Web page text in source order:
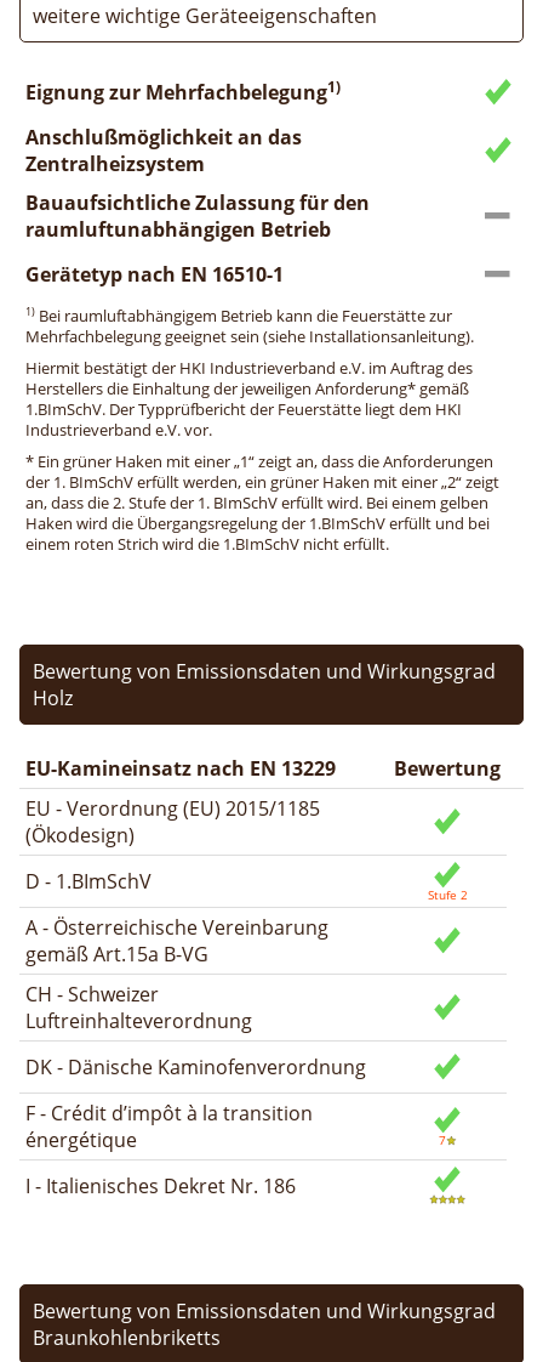
weitere wichtige Geräteeigenschaften
Eignung zur Mehrfachbelegung1)
Anschlußmöglichkeit an das
Zentralheizsystem
Bauaufsichtliche Zulassung für den
raumluftunabhängigen Betrieb
Gerätetyp nach EN 16510-1
1) Bei raumluftabhängigem Betrieb kann die Feuerstätte zur
Mehrfachbelegung geeignet sein (siehe Installationsanleitung).
Hiermit bestätigt der HKI Industrieverband e.V. im Auftrag des
Herstellers die Einhaltung der jeweiligen Anforderung* gemäß
1.BImSchV. Der Typprüfbericht der Feuerstätte liegt dem HKI
Industrieverband e.V. vor.
* Ein grüner Haken mit einer „1“ zeigt an, dass die Anforderungen
der 1. BImSchV erfüllt werden, ein grüner Haken mit einer „2“ zeigt
an, dass die 2. Stufe der 1. BImSchV erfüllt wird. Bei einem gelben
Haken wird die Übergangsregelung der 1.BImSchV erfüllt und bei
einem roten Strich wird die 1.BImSchV nicht erfüllt.
Bewertung von Emissionsdaten und Wirkungsgrad
Holz
EU-Kamineinsatz nach EN 13229
Bewertung
EU - Verordnung (EU) 2015/1185
(Ökodesign)
D - 1.BImSchV
A - Österreichische Vereinbarung
gemäß Art.15a B-VG
CH - Schweizer
Luftreinhalteverordnung
DK - Dänische Kaminofenverordnung
F - Crédit d’impôt à la transition
énergétique
I - Italienisches Dekret Nr. 186
Bewertung von Emissionsdaten und Wirkungsgrad
Braunkohlenbriketts